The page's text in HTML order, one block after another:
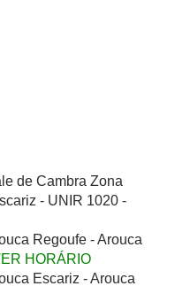
de Cambra Zona
- UNIR 1020 -
Regoufe - Arouca
HORÁRIO
Escariz - Arouca